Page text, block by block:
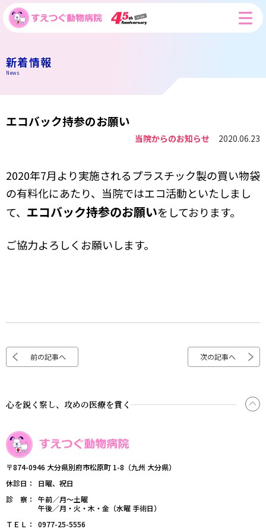
新着情報
News
エコバック持参のお願い
当院からのお知らせ 2020.06.23
2020年7月より実施されるプラスチック製の買い物袋
の有料化にあたり、当院ではエコ活動といたしまし
て、 エコバック持参のお願いをしております。
ご協力よろしくお願いします。
前の記事へ 次の記事へ
心を鋭く察し、攻めの医療を貫く
〒874-0946 大分県別府市松原町 1-8（九州 大分県）
休診日
日曜、祝日
診 察
午前／月～土曜
午後／月・火・木・金（水曜 手術日）
ＴＥＬ
0977-25-5556